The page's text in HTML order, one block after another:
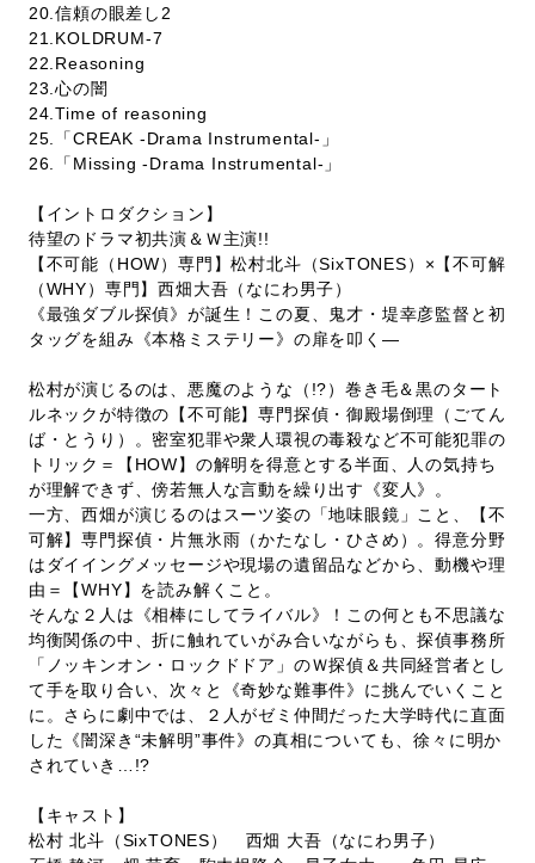
20.信頼の眼差し2
21.KOLDRUM-7
22.Reasoning
23.心の闇
24.Time of reasoning
25.「CREAK -Drama Instrumental-」
26.「Missing -Drama Instrumental-」
【イントロダクション】
待望のドラマ初共演＆Ｗ主演!!
【不可能（HOW）専門】松村北斗（SixTONES）×【不可解
（WHY）専門】西畑大吾（なにわ男子）
《最強ダブル探偵》が誕生！この夏、鬼才・堤幸彦監督と初
タッグを組み《本格ミステリー》の扉を叩く―
松村が演じるのは、悪魔のような（!?）巻き毛＆黒のタート
ルネックが特徴の【不可能】専門探偵・御殿場倒理（ごてん
ば・とうり）。密室犯罪や衆人環視の毒殺など不可能犯罪の
トリック＝【HOW】の解明を得意とする半面、人の気持ち
が理解できず、傍若無人な言動を繰り出す《変人》。
一方、西畑が演じるのはスーツ姿の「地味眼鏡」こと、【不
可解】専門探偵・片無氷雨（かたなし・ひさめ）。得意分野
はダイイングメッセージや現場の遺留品などから、動機や理
由＝【WHY】を読み解くこと。
そんな２人は《相棒にしてライバル》！この何とも不思議な
均衡関係の中、折に触れていがみ合いながらも、探偵事務所
「ノッキンオン・ロックドドア」のＷ探偵＆共同経営者とし
て手を取り合い、次々と《奇妙な難事件》に挑んでいくこと
に。さらに劇中では、２人がゼミ仲間だった大学時代に直面
した《闇深き“未解明”事件》の真相についても、徐々に明か
されていき…!?
【キャスト】
松村 北斗（SixTONES） 西畑 大吾（なにわ男子）